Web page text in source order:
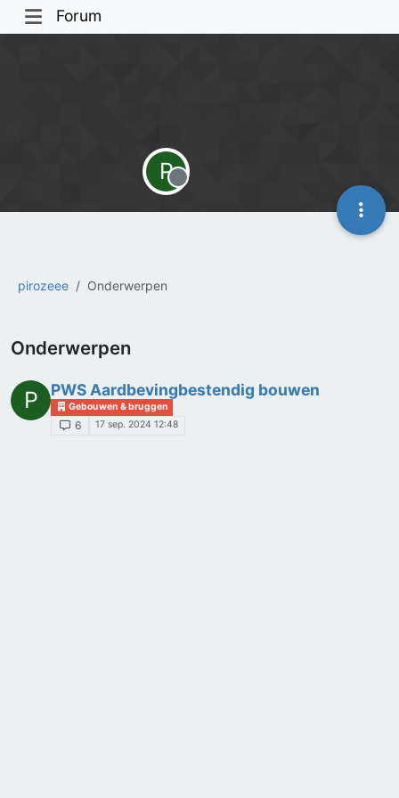
Forum
pirozeee Onderwerpen
P
Offline
Onderwerpen
P PWS Aardbevingbestendig bouwen
Gebouwen & bruggen
6 17 sep. 2024 12:48